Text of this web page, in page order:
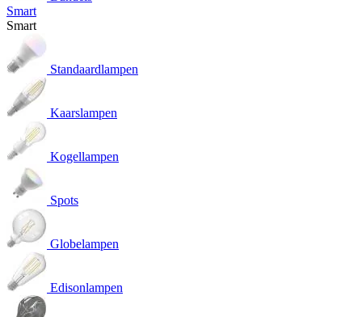
Smart
Smart
Standaardlampen
Kaarslampen
Kogellampen
Spots
Globelampen
Edisonlampen